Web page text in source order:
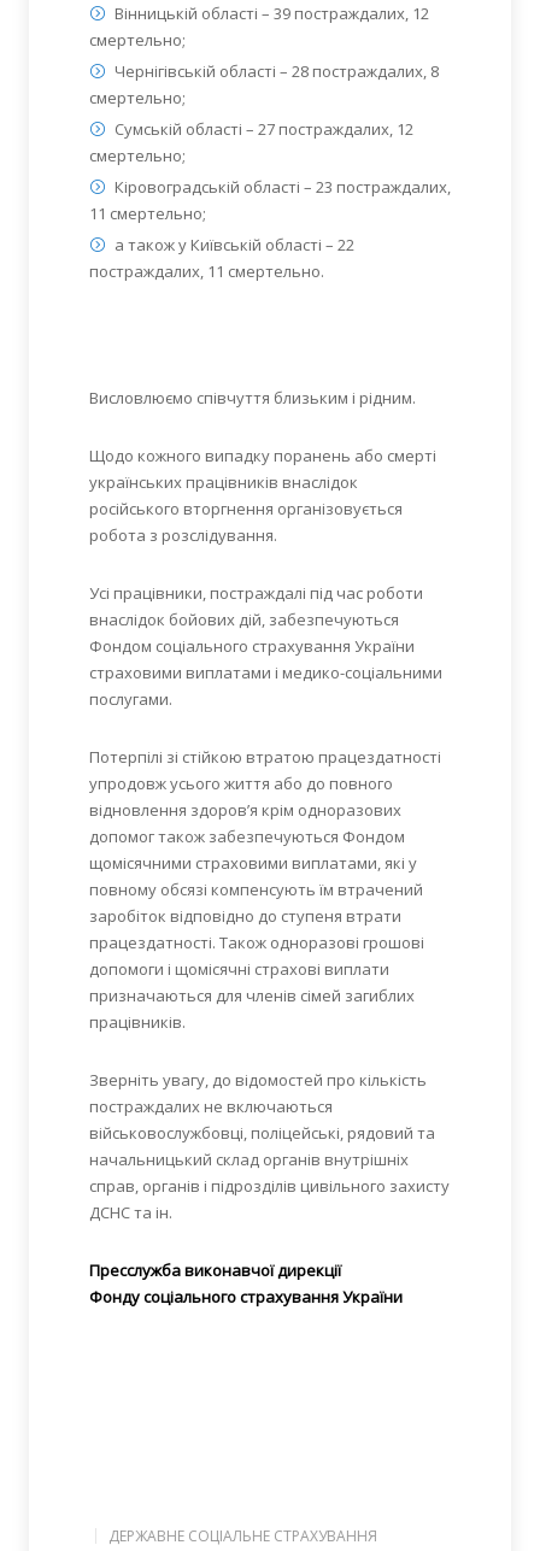
Вінницькій області – 39 постраждалих, 12
смертельно;
Чернігівській області – 28 постраждалих, 8
смертельно;
Сумській області – 27 постраждалих, 12
смертельно;
Кіровоградській області – 23 постраждалих,
11 смертельно;
а також у Київській області – 22
постраждалих, 11 смертельно.
Висловлюємо співчуття близьким і рідним.
Щодо кожного випадку поранень або смерті
українських працівників внаслідок
російського вторгнення організовується
робота з розслідування.
Усі працівники, постраждалі під час роботи
внаслідок бойових дій, забезпечуються
Фондом соціального страхування України
страховими виплатами і медико-соціальними
послугами.
Потерпілі зі стійкою втратою працездатності
упродовж усього життя або до повного
відновлення здоров’я крім одноразових
допомог також забезпечуються Фондом
щомісячними страховими виплатами, які у
повному обсязі компенсують їм втрачений
заробіток відповідно до ступеня втрати
працездатності. Також одноразові грошові
допомоги і щомісячні страхові виплати
призначаються для членів сімей загиблих
працівників.
Зверніть увагу, до відомостей про кількість
постраждалих не включаються
військовослужбовці, поліцейські, рядовий та
начальницький склад органів внутрішніх
справ, органів і підрозділів цивільного захисту
ДСНС та ін.
Пресслужба виконавчої дирекції
Фонду соціального страхування України
ДЕРЖАВНЕ СОЦІАЛЬНЕ СТРАХУВАННЯ